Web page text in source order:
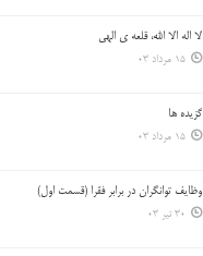
لا اله الا الله، قلعه ي الهي
15 مرداد 03
گزيده ها
15 مرداد 03
وظایف توانگران در برابر فقرا (قسمت اول)
30 تیر 03